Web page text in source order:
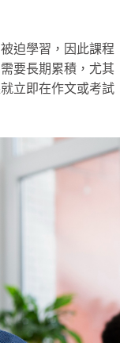
迫學習，因此課程
要長期累積，尤其
立即在作文或考試